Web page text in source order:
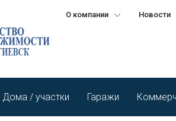
О компании Новости
Дома / участки Гаражи